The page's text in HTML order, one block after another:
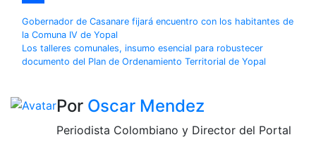
Navegación
de
Gobernador de Casanare fijará encuentro con los habitantes de
la Comuna IV de Yopal
Los talleres comunales, insumo esencial para robustecer
documento del Plan de Ordenamiento Territorial de Yopal
Por Oscar Mendez
Periodista Colombiano y Director del Portal